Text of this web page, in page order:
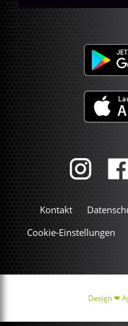
Kontakt
Cookie-Einstellungen
Design ❤